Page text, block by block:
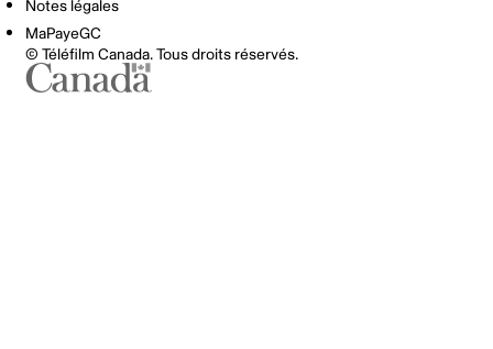
Notes légales
MaPayeGC
© Téléfilm Canada. Tous droits réservés.